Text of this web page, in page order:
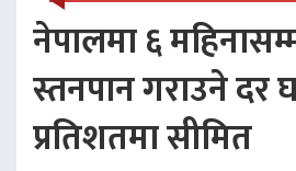
नेपालमा ६
स्तनपान गराउने दर
प्रतिशतमा सीमित